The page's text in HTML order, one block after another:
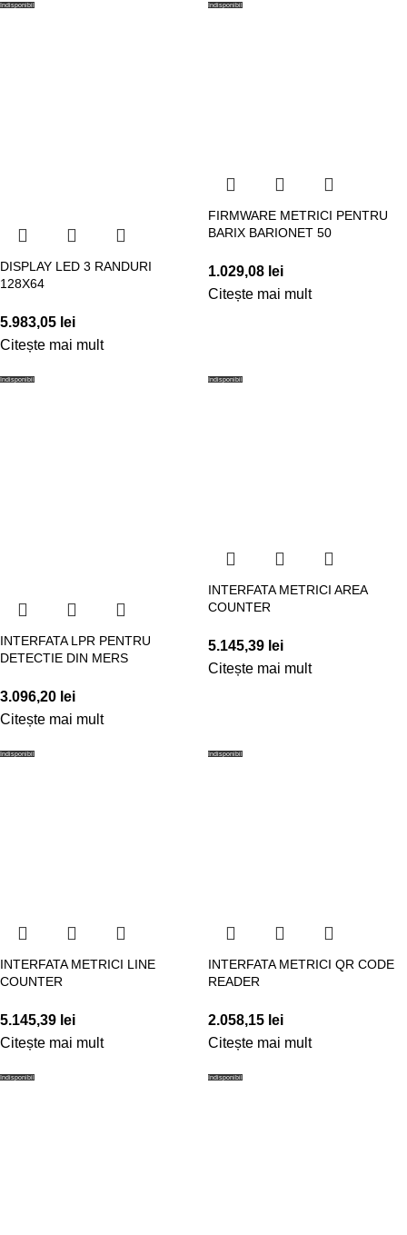
Indisponibil
DISPLAY LED 3 RANDURI
128X64
5.983,05 lei
Citește mai mult
Indisponibil
FIRMWARE METRICI PENTRU
BARIX BARIONET 50
1.029,08 lei
Citește mai mult
Indisponibil
INTERFATA LPR PENTRU
DETECTIE DIN MERS
3.096,20 lei
Citește mai mult
Indisponibil
INTERFATA METRICI AREA
COUNTER
5.145,39 lei
Citește mai mult
Indisponibil
INTERFATA METRICI LINE
COUNTER
5.145,39 lei
Citește mai mult
Indisponibil
INTERFATA METRICI QR CODE
READER
2.058,15 lei
Citește mai mult
Indisponibil Indisponibil